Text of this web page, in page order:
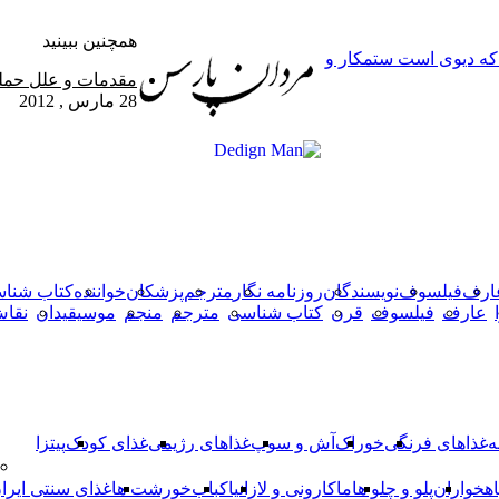
که دیوی است ستمکار و
فیلسوفنویسندگانروزنامه نگار مترجمپزشکانخوانندهکتاب
عارف فیلسوف قرن کتاب شناسی مترجم منجم موسیقیدان
غذاهای فرنگیخوراک آش و سوپغذاهای رژیمیغذای کودکپیتزا
پلو و چلو هاماکارونی و لازانیاکبابخورشت هاغذای سنتی
همچنین ببینید
مقدمات و علل
28 مارس , 2012
فیس
بوک
X
واتس
آپ
تلگرام
وایبر
دکمه
بازگشت